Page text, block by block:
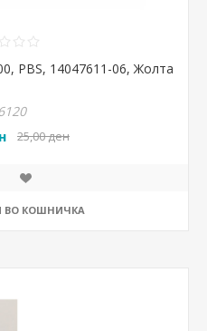
PBS, 14047611-06, Жолта
25,00 ден
ВО КОШНИЧКА